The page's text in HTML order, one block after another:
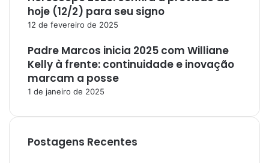
hoje (12/2) para seu signo
12 de fevereiro de 2025
Padre Marcos inicia 2025 com Williane
Kelly à frente: continuidade e inovação
marcam a posse
1 de janeiro de 2025
Postagens Recentes